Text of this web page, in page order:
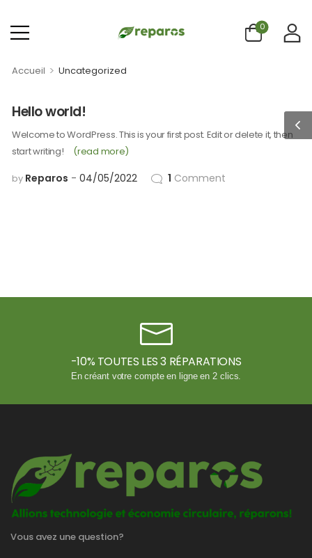
0
Accueil > Uncategorized
Hello world!
Welcome to WordPress. This is your first post. Edit or delete it, then
start writing!
(read more)
by Reparos 04/05/2022 1 Comment
-10% TOUTES LES 3 RÉPARATIONS
En créant votre compte en ligne en 2 clics.
Vous avez une question?